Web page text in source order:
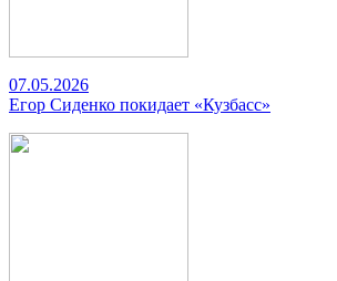
07.05.2026
Егор Сиденко покидает «Кузбасс»